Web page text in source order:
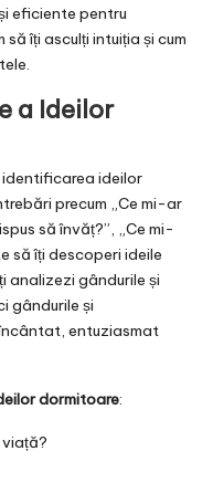
eficiente pentru
îți asculți intuiția și cum
a Ideilor
ideilor
precum „Ce mi-ar
să învăț?”, „Ce mi-
să îți descoperi ideile
analizezi gândurile și
gândurile și
entuziasmat
dormitoare: